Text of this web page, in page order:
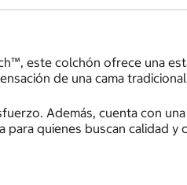
este colchón ofrece una
de una cama
Además, cuenta con
quienes buscan calidad